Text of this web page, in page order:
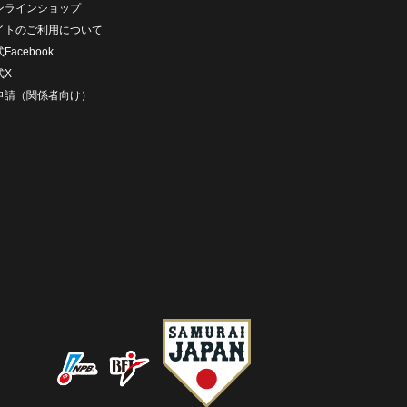
ラインショップ
トのご利用について
Facebook
X
請（関係者向け）